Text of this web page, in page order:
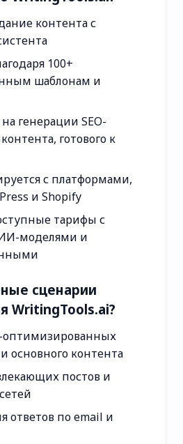
контента с
100+
шаблонам и
генерации SEO-
готового к
с платформами,
и Shopify
тарифы с
моделями и
сценарии
WritingTools.ai?
оптимизированных
основного контента
постов и
ответов по email и